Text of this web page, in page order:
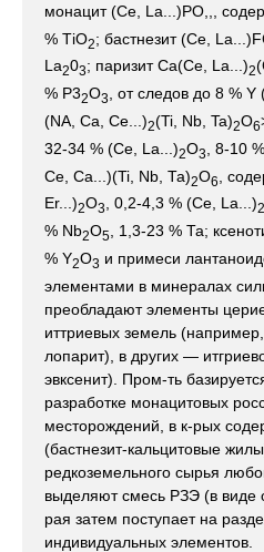
монацит (Се, La...)PO,,,
% ТiO2; бастнезит (Се,
La203; паризит Са(Се, La...)2
% Р32О3
, от следов до 8 %
(NA, Ca, Ce...)2(Ti, Nb, Ta)2O6
32-34 % (Се, La...)2O3 , 8-10
Ce, Ca...)(Ti, Nb, Та)2О6
,
Еr...)2О3, 0,2-4,3 % (Се, La...)2
% Nb2O5 , 1,3-23 % Та;
% Y2O3 и примеси
элементами в минералах
преобладают элементы
иттриевых земель
лопарит), в других —
эвксенит). Пром-ть
разработке монацитовых
месторождений, в к-рых
(бастнезит-кальцитовые
редкоземельного сырья
выделяют смесь РЗЭ (в виде
рая затем поступает на
индивидуальных элементов.